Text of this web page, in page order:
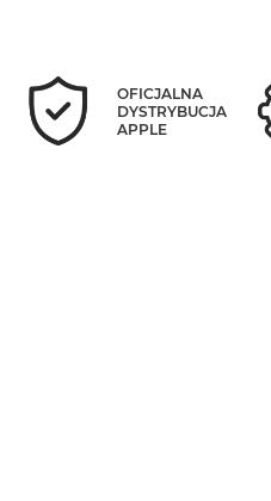
OFICJALNA
DYSTRYBUCJA
APPLE